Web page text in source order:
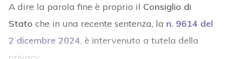
A dire la parola fine è proprio il Consiglio di
Stato che in una recente sentenza, la n. 9614 del
2 dicembre 2024, è intervenuto a tutela della